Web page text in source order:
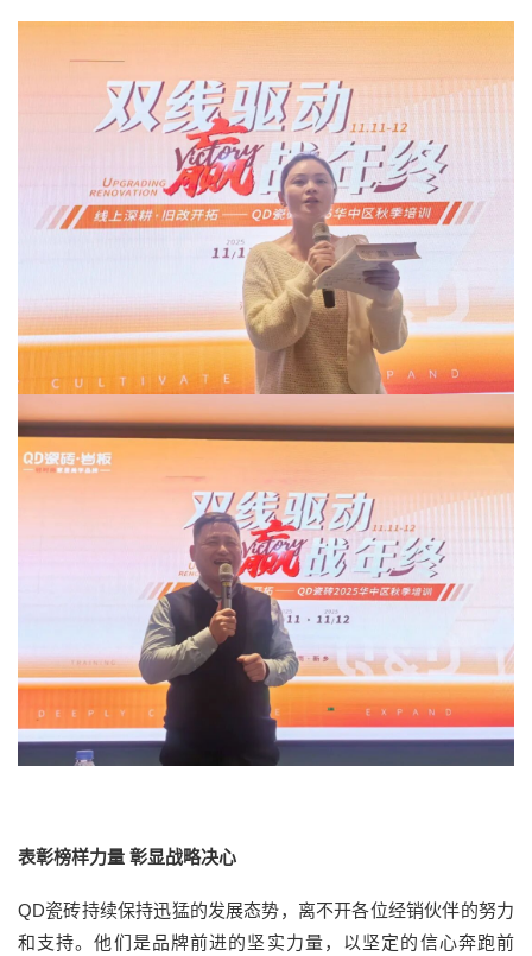
表彰榜样力量 彰显战略决心
QD瓷砖持续保持迅猛的发展态势，离不开各位经销伙伴的努力
和支持。他们是品牌前进的坚实力量，以坚定的信心奔跑前